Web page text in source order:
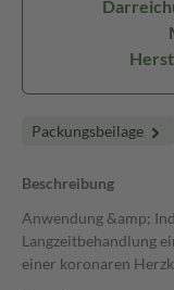
Packungsbeilage
Beschreibung
Anwendung &amp;
Langzeitbehandlung
einer koronaren